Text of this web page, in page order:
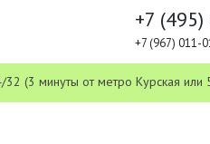
+7
+7 (967) 011-
32 (3 минуты от метро Курская